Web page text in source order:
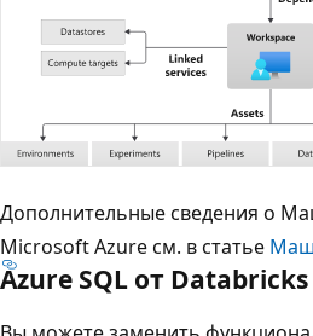
Дополнительные сведения о
Microsoft Azure см. в статье
Azure SQL от Databricks